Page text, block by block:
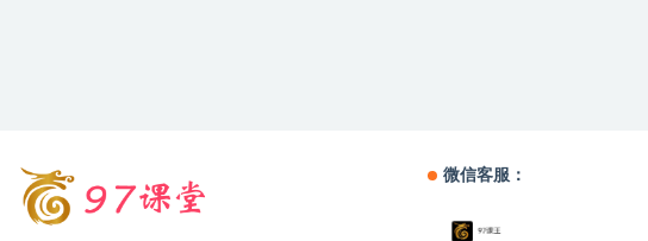
微信客服：